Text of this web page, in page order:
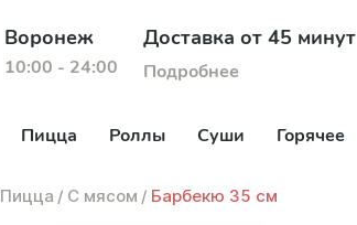
Воронеж
10:00 - 24:00
Доставка от 45 минут
Подробнее
Пицца Роллы Суши Горячее
Пицца / С мясом / Барбекю 35 см